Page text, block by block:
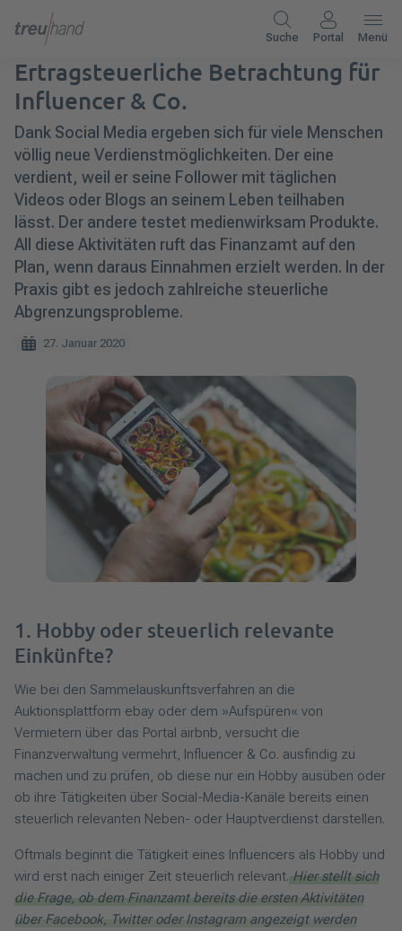
Suche Portal Menü
Ertragsteuerliche Betrachtung für
Influencer & Co.
Dank Social Media ergeben sich für viele Menschen
völlig neue Verdienstmöglichkeiten. Der eine
verdient, weil er seine Follower mit täglichen
Videos oder Blogs an seinem Leben teilhaben
lässt. Der andere testet medienwirksam Produkte.
All diese Aktivitäten ruft das Finanzamt auf den
Plan, wenn daraus Einnahmen erzielt werden. In der
Praxis gibt es jedoch zahlreiche steuerliche
Abgrenzungsprobleme.
27. Januar 2020
1. Hobby oder steuerlich relevante
Einkünfte?
Wie bei den Sammelauskunftsverfahren an die
Auktionsplattform ebay oder dem »Aufspüren« von
Vermietern über das Portal airbnb, versucht die
Finanzverwaltung vermehrt, Influencer & Co. ausfindig zu
machen und zu prüfen, ob diese nur ein Hobby ausüben oder
ob ihre Tätigkeiten über Social-Media-Kanäle bereits einen
steuerlich relevanten Neben- oder Hauptverdienst darstellen.
Oftmals beginnt die Tätigkeit eines Influencers als Hobby und
wird erst nach einiger Zeit steuerlich relevant. Hier stellt sich
die Frage, ob dem Finanzamt bereits die ersten Aktivitäten
über Facebook, Twitter oder Instagram angezeigt werden